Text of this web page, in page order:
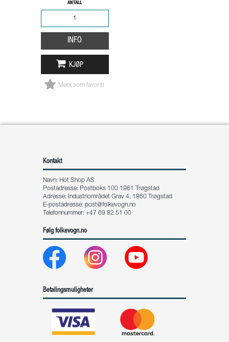
ANTALL
INFO
KJØP
Merk som favoritt
Kontakt
Navn: Hot Shop AS
Postadresse: Postboks 100 1861 Trøgstad
Adresse: Industriområdet Grav 4, 1860 Trøgstad
E-postadresse: post@folkevogn.no
Telefonnummer: +47 69 82 51 00
Følg folkevogn.no
Betalingsmuligheter